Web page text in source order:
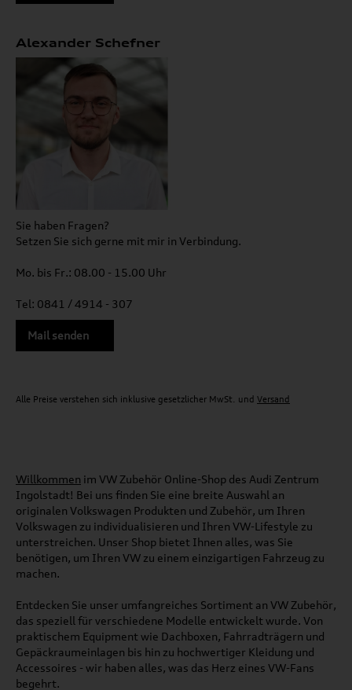
Alexander Schefner
Sie haben Fragen?
Setzen Sie sich gerne mit mir in Verbindung.
Mo. bis Fr.: 08.00 - 15.00 Uhr
Tel: 0841 / 4914 - 307
Mail senden
Alle Preise verstehen sich inklusive gesetzlicher MwSt. und Versand
Willkommen im VW Zubehör Online-Shop des Audi Zentrum
Ingolstadt! Bei uns finden Sie eine breite Auswahl an
originalen Volkswagen Produkten und Zubehör, um Ihren
Volkswagen zu individualisieren und Ihren VW-Lifestyle zu
unterstreichen. Unser Shop bietet Ihnen alles, was Sie
benötigen, um Ihren VW zu einem einzigartigen Fahrzeug zu
machen.
Entdecken Sie unser umfangreiches Sortiment an VW Zubehör,
das speziell für verschiedene Modelle entwickelt wurde. Von
praktischem Equipment wie Dachboxen, Fahrradträgern und
Gepäckraumeinlagen bis hin zu hochwertiger Kleidung und
Accessoires - wir haben alles, was das Herz eines VW-Fans
begehrt.